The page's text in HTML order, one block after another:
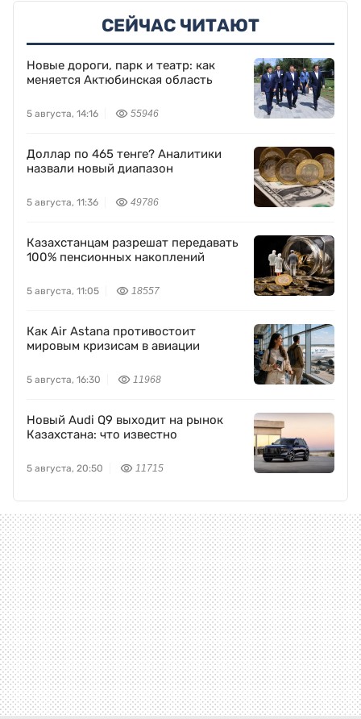
СЕЙЧАС ЧИТАЮТ
Новые дороги, парк и театр: как
меняется Актюбинская область
5 августа, 14:16 55946
Доллар по 465 тенге? Аналитики
назвали новый диапазон
5 августа, 11:36 49786
Казахстанцам разрешат передавать
100% пенсионных накоплений
5 августа, 11:05 18557
Как Air Astana противостоит
мировым кризисам в авиации
5 августа, 16:30 11968
Новый Audi Q9 выходит на рынок
Казахстана: что известно
5 августа, 20:50 11715